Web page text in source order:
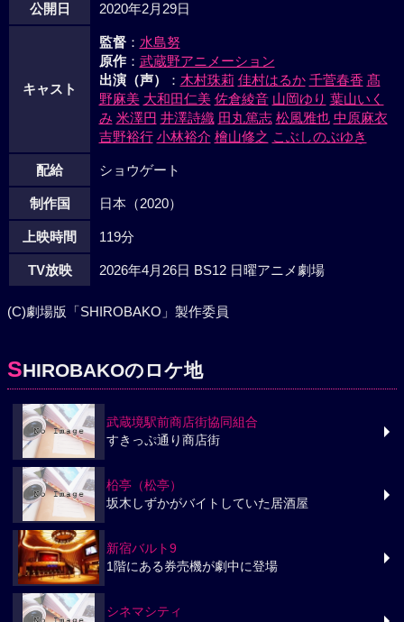
公開日 2020年2月29日
キャスト
監督： 水島努
原作： 武蔵野アニメーション
出演（声）
： 木村珠莉 佳村はるか 千菅春香 髙
野麻美 大和田仁美 佐倉綾音 山岡ゆり 葉山いく
み 米澤円 井澤詩織 田丸篤志 松風雅也 中原麻衣
吉野裕行 小林裕介 檜山修之 こぶしのぶゆき
配給 ショウゲート
制作国 日本（2020）
上映時間 119分
TV放映 2026年4月26日 BS12 日曜アニメ劇場
(C)劇場版「SHIROBAKO」製作委員
SHIROBAKOのロケ地
武蔵境駅前商店街協同組合
すきっぷ通り商店街
柗亭（松亭）
坂木しずかがバイトしていた居酒屋
新宿バルト9
1階にある券売機が劇中に登場
シネマシティ